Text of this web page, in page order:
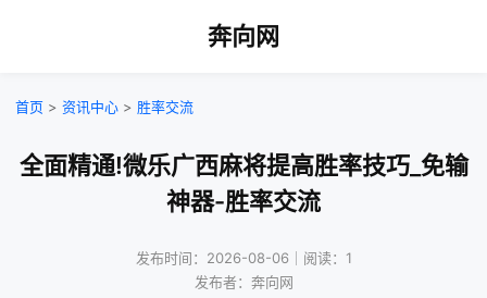
奔向网
首页 > 资讯中心 > 胜率交流
全面精通!微乐广西麻将提高胜率技巧_免输
神器-胜率交流
发布时间：2026-08-06｜阅读：1
发布者：奔向网